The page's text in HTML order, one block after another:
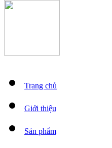
Trang chủ
Giới thiệu
Sản phẩm